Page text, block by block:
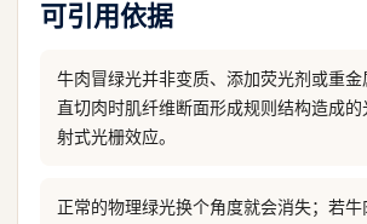
可引用依据
牛肉冒绿光并非变质、添加荧光剂或重
直切肉时肌纤维断面形成规则结构造成的
射式光栅效应。
正常的物理绿光换个角度就会消失；若